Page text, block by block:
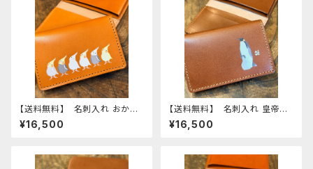
【送料無料】 名刺入れ おかめ
いんこ ぽわんシリーズ Cam
el キャメル ノーマル ルチノ
ー おかめいんこ 栃木レザー
¥16,500
【送料無料】 名刺入れ 皇帝ペ
ンギン 親子 ブラウン Bro
wn 栃木レザー エンペラ
¥16,500